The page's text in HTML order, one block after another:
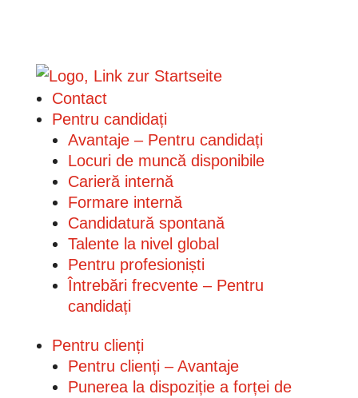
Contact
Pentru candidați
Avantaje – Pentru candidați
Locuri de muncă disponibile
Carieră internă
Formare internă
Candidatură spontană
Talente la nivel global
Pentru profesioniști
Întrebări frecvente – Pentru
candidați
Pentru clienți
Pentru clienți – Avantaje
Punerea la dispoziție a forței de